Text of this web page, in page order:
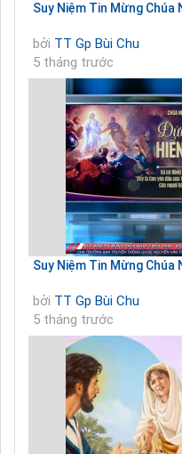
Suy Niệm Tin Mừng Chúa
bởi TT Gp Bùi Chu
5 tháng trước
Suy Niệm Tin Mừng Chúa
bởi TT Gp Bùi Chu
5 tháng trước